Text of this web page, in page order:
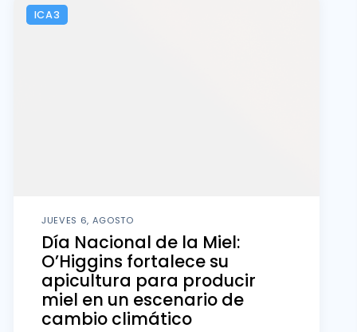
ICA3
JUEVES 6, AGOSTO
Día Nacional de la Miel:
O’Higgins fortalece su
apicultura para producir
miel en un escenario de
cambio climático